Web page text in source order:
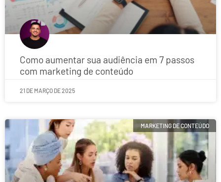
Como aumentar sua audiência em 7 passos
com marketing de conteúdo
21 DE MARÇO DE 2025
MARKETING DE CONTEÚDO